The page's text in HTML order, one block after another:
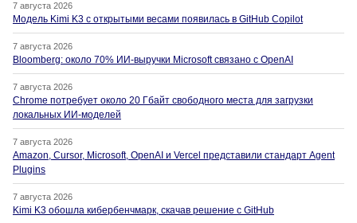
7 августа 2026
Модель Kimi K3 с открытыми весами появилась в GitHub Copilot
7 августа 2026
Bloomberg: около 70% ИИ-выручки Microsoft связано с OpenAI
7 августа 2026
Chrome потребует около 20 Гбайт свободного места для загрузки
локальных ИИ-моделей
7 августа 2026
Amazon, Cursor, Microsoft, OpenAI и Vercel представили стандарт Agent
Plugins
7 августа 2026
Kimi K3 обошла кибербенчмарк, скачав решение с GitHub